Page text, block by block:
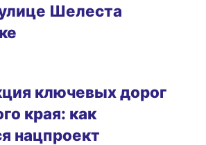
Шелеста
ключевых дорог
края: как
нацпроект